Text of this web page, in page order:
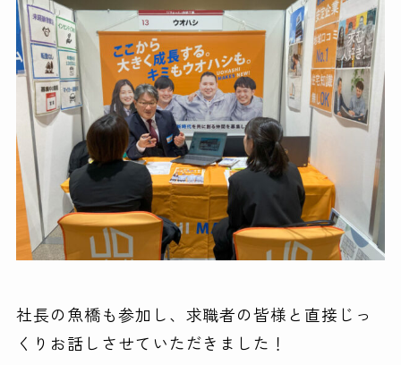
社長の魚橋も参加し、求職者の皆様と直接じっ
くりお話しさせていただきました！